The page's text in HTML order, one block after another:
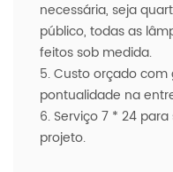
necessária, seja
público, todas as
feitos sob medida.
5. Custo orçado
pontualidade na
6. Serviço 7 * 24
projeto.